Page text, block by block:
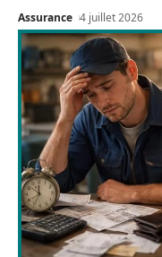
Assurance 4 juillet 2026